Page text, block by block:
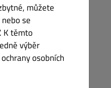
můžete
se
K těmto
výběr
osobních